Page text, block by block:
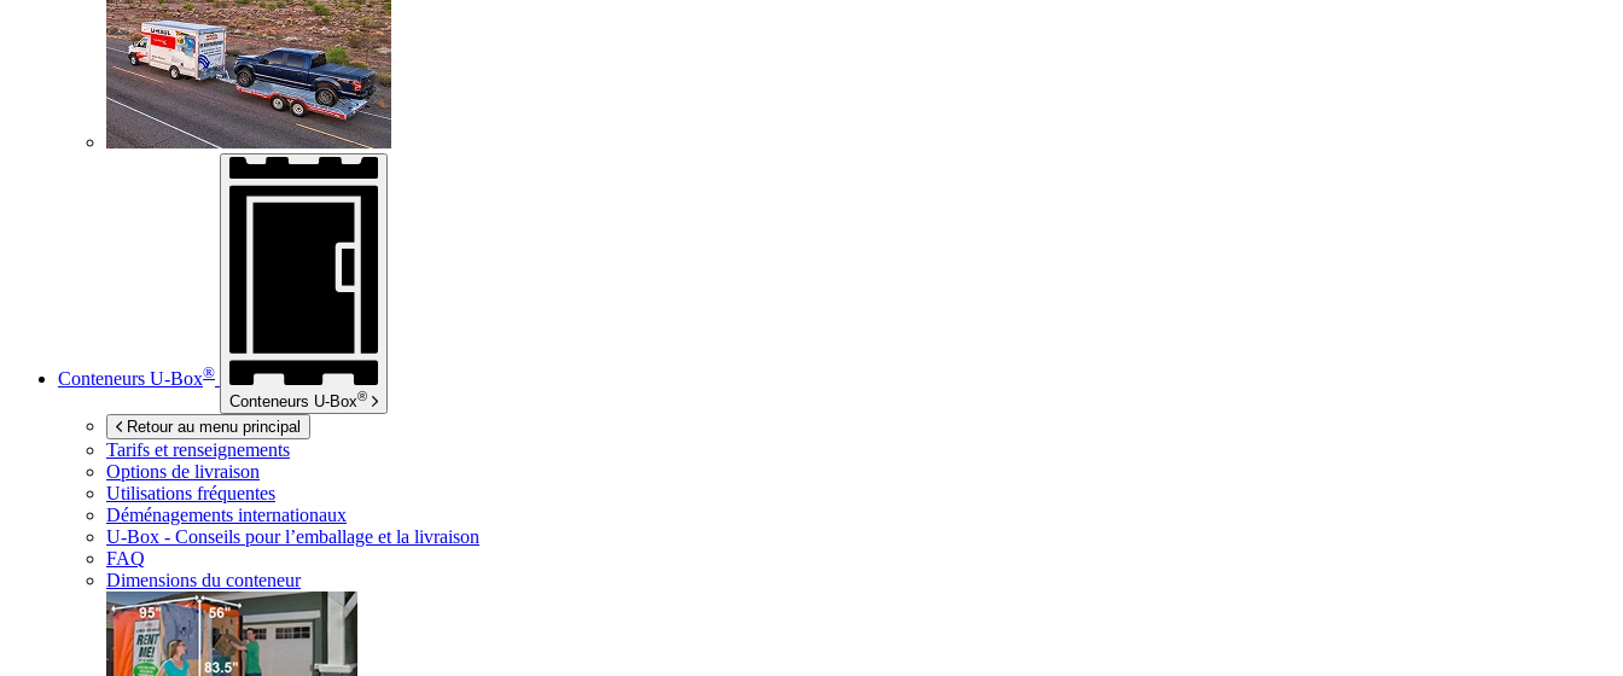
Conteneurs U-Box®
Conteneurs U-Box®
Retour au menu principal
Tarifs et renseignements
Options de livraison
Utilisations fréquentes
Déménagements internationaux
U-Box - Conseils pour l’emballage et la livraison
FAQ
Dimensions du conteneur